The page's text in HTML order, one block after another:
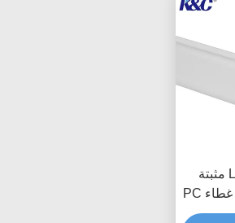
قناة تركيب LED مثبتة
بخزانة الملابس مع غطاء PC